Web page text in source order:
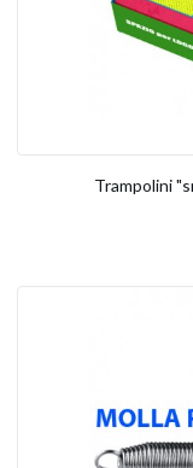
Trampolini